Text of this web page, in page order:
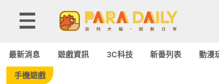
Tag:
鬧
最新消息 遊戲資訊 3C科技 新番列表 動漫
手機遊戲